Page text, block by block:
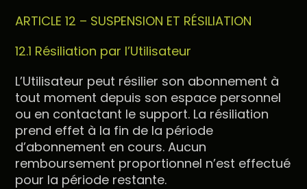
ARTICLE 12 – SUSPENSION ET RÉSILIATION
12.1 Résiliation par l’Utilisateur
L’Utilisateur peut résilier son abonnement à
tout moment depuis son espace personnel
ou en contactant le support. La résiliation
prend effet à la fin de la période
d’abonnement en cours. Aucun
remboursement proportionnel n’est effectué
pour la période restante.